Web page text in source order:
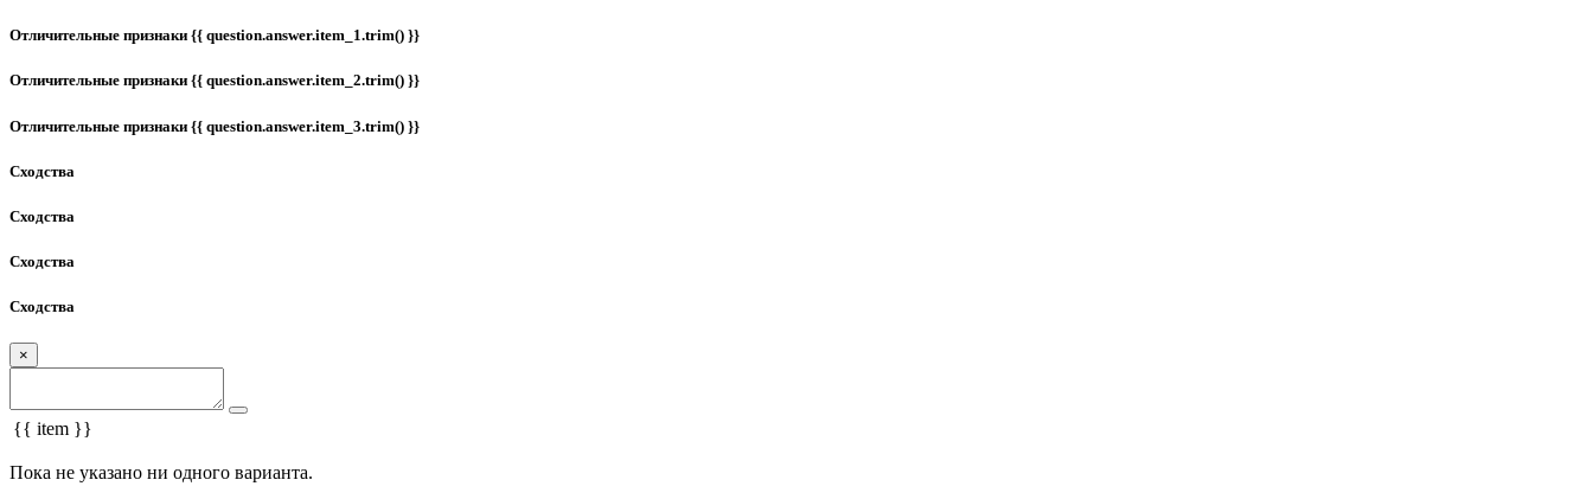
Отличительные признаки {{ question.answer.item_1.trim() }}
Отличительные признаки {{ question.answer.item_2.trim() }}
Отличительные признаки {{ question.answer.item_3.trim() }}
Сходства
Сходства
Сходства
Сходства
×
{{ item }}
Пока не указано ни одного варианта.